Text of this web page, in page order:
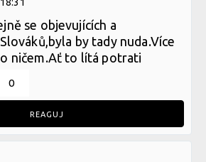
se objevujících a
by tady nuda.Více
ničem.Ať to lítá potrati
0
REAGUJ